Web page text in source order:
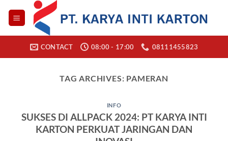
CONTACT 08:00 - 17:00 08111455823
TAG ARCHIVES: PAMERAN
INFO
SUKSES DI ALLPACK 2024: PT KARYA INTI
KARTON PERKUAT JARINGAN DAN